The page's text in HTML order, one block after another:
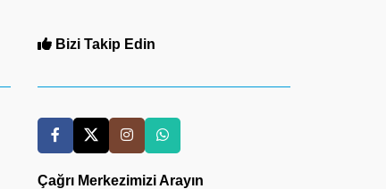
Bizi Takip Edin
Çağrı Merkezimizi Arayın